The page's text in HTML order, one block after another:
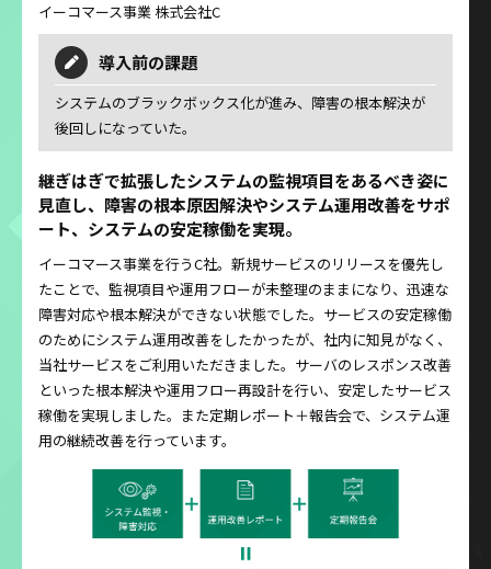
イーコマース事業 株式会社C
導入前の課題
システムのブラックボックス化が進み、障害の根本解決が
後回しになっていた。
継ぎはぎで拡張したシステムの監視項目をあるべき姿に
見直し、障害の根本原因解決やシステム運用改善をサポ
ート、システムの安定稼働を実現。
イーコマース事業を行うC社。新規サービスのリリースを優先し
たことで、監視項目や運用フローが未整理のままになり、迅速な
障害対応や根本解決ができない状態でした。サービスの安定稼働
のためにシステム運用改善をしたかったが、社内に知見がなく、
当社サービスをご利用いただきました。サーバのレスポンス改善
といった根本解決や運用フロー再設計を行い、安定したサービス
稼働を実現しました。また定期レポート＋報告会で、システム運
用の継続改善を行っています。